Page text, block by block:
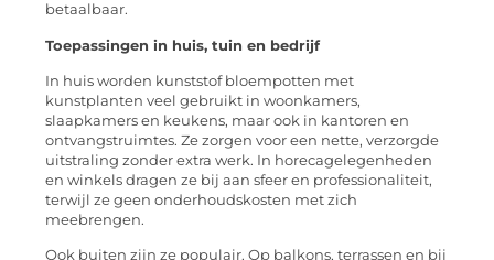
betaalbaar.
Toepassingen in huis, tuin en bedrijf
In huis worden kunststof bloempotten met
kunstplanten veel gebruikt in woonkamers,
slaapkamers en keukens, maar ook in kantoren en
ontvangstruimtes. Ze zorgen voor een nette, verzorgde
uitstraling zonder extra werk. In horecagelegenheden
en winkels dragen ze bij aan sfeer en professionaliteit,
terwijl ze geen onderhoudskosten met zich
meebrengen.
Ook buiten zijn ze populair. Op balkons, terrassen en bij